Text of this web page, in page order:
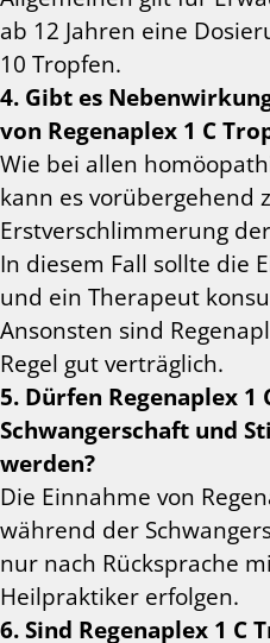
ab 12 Jahren eine
10 Tropfen.
4. Gibt es
von Regenaplex 1 C
Wie bei allen
kann es vorübergehend
Erstverschlimmerung
In diesem Fall sollte die
und ein Therapeut
Ansonsten sind
Regel gut verträglich.
5. Dürfen Regenaplex
Schwangerschaft und
werden?
Die Einnahme von
während der
nur nach Rücksprache
Heilpraktiker erfolgen.
6. Sind Regenaplex 1 C